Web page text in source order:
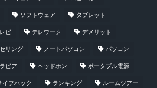
ソフトウェア タブレット
ビ テレワーク デメリット
リング ノートパソコン パソコン
ビア ヘッドホン ポータブル電源
イフハック ランキング ルームツアー